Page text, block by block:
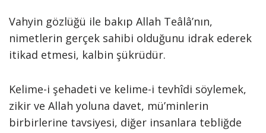
Vahyin gözlüğü ile bakıp Allah Teâlâ’nın,
nimetlerin gerçek sahibi olduğunu idrak ederek
itikad etmesi, kalbin şükrüdür.
Kelime-i şehadeti ve kelime-i tevhîdi söylemek,
zikir ve Allah yoluna davet, mü’minlerin
birbirlerine tavsiyesi, diğer insanlara tebliğde